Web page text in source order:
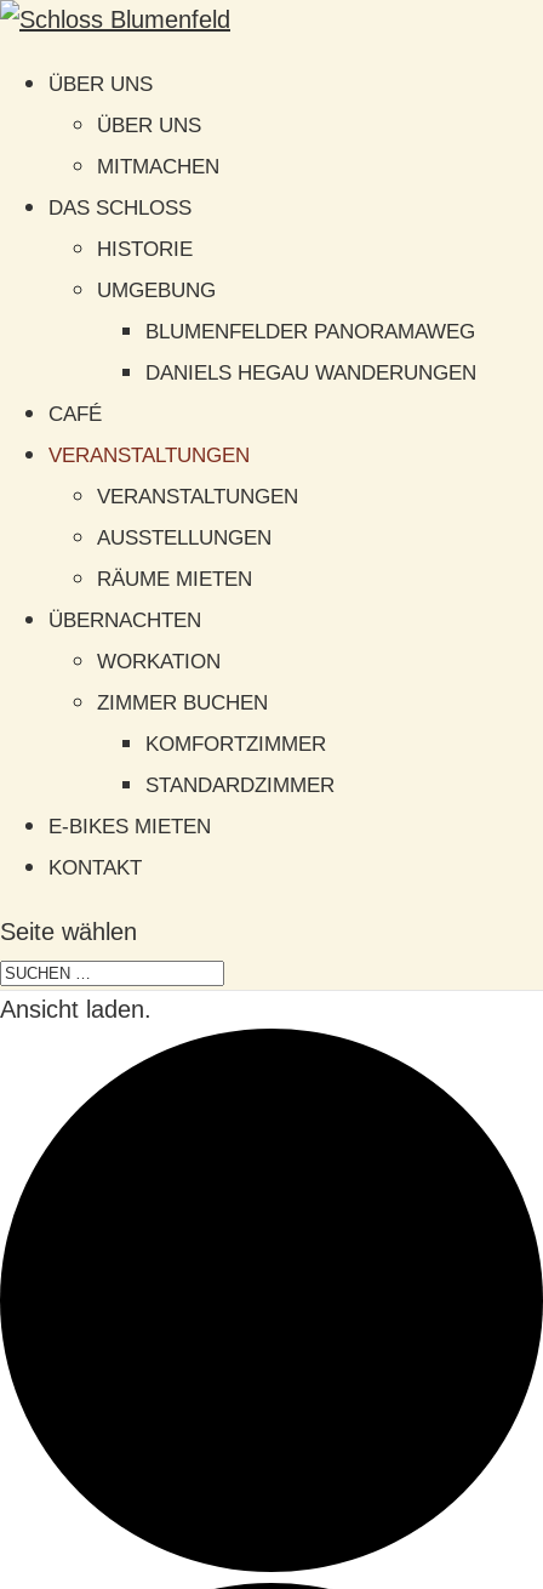
ÜBER UNS
ÜBER UNS
MITMACHEN
DAS SCHLOSS
HISTORIE
UMGEBUNG
BLUMENFELDER PANORAMAWEG
DANIELS HEGAU WANDERUNGEN
CAFÉ
VERANSTALTUNGEN
VERANSTALTUNGEN
AUSSTELLUNGEN
RÄUME MIETEN
ÜBERNACHTEN
WORKATION
ZIMMER BUCHEN
KOMFORTZIMMER
STANDARDZIMMER
E-BIKES MIETEN
KONTAKT
Seite wählen
Ansicht laden.